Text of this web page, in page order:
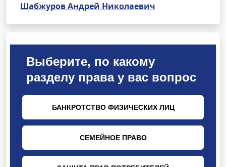
Шабжуров Андрей Николаевич